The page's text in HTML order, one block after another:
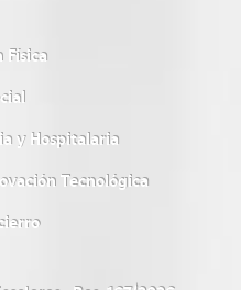
Física
y Hospitalaria
Tecnológica